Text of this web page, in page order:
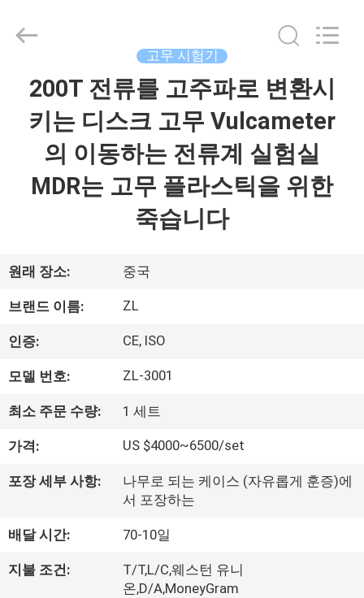
영
상
우
리
에
대
하
공
Dongguan
Zhongli
Reserved.
고무 시험기
200T 전류를 고주파로 변환시
키는 디스크 고무 Vulcameter
의 이동하는 전류계 실험실
MDR는 고무 플라스틱을 위한
죽습니다
원래 장소: 중국
브랜드 이름: ZL
인증: CE, ISO
모델 번호: ZL-3001
최소 주문 수량: 1 세트
가격: US $4000~6500/set
포장 세부 사항:
나무로 되는 케이스 (자유롭게 훈증)에
서 포장하는
배달 시간: 70-10일
지불 조건:
T/T,L/C,웨스턴 유니
온,D/A,MoneyGram